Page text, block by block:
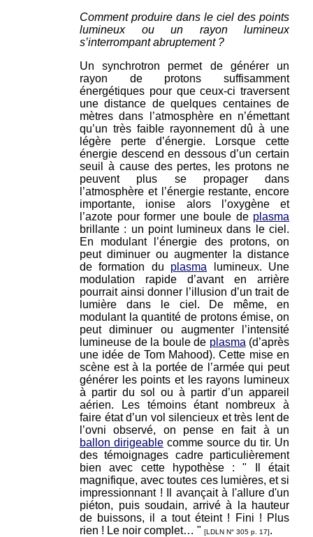
Comment produire dans le ciel des points
lumineux ou un rayon lumineux
s’interrompant abruptement ?
Un synchrotron permet de générer un
rayon de protons suffisamment
énergétiques pour que ceux-ci traversent
une distance de quelques centaines de
mètres dans l’atmosphère en n’émettant
qu’un très faible rayonnement dû à une
légère perte d’énergie. Lorsque cette
énergie descend en dessous d’un certain
seuil à cause des pertes, les protons ne
peuvent plus se propager dans
l’atmosphère et l’énergie restante, encore
importante, ionise alors l’oxygène et
l’azote pour former une boule de plasma
brillante : un point lumineux dans le ciel.
En modulant l’énergie des protons, on
peut diminuer ou augmenter la distance
de formation du plasma lumineux. Une
modulation rapide d’avant en arrière
pourrait ainsi donner l’illusion d’un trait de
lumière dans le ciel. De même, en
modulant la quantité de protons émise, on
peut diminuer ou augmenter l’intensité
lumineuse de la boule de plasma (d’après
une idée de Tom Mahood). Cette mise en
scène est à la portée de l’armée qui peut
générer les points et les rayons lumineux
à partir du sol ou à partir d’un appareil
aérien. Les témoins étant nombreux à
faire état d’un vol silencieux et très lent de
l’ovni observé, on pense en fait à un
ballon dirigeable comme source du tir. Un
des témoignages cadre particulièrement
bien avec cette hypothèse : " Il était
magnifique, avec toutes ces lumières, et si
impressionnant ! Il avançait à l'allure d'un
piéton, puis soudain, arrivé à la hauteur
de buissons, il a tout éteint ! Fini ! Plus
rien ! Le noir complet… " [LDLN N° 305 p. 17].